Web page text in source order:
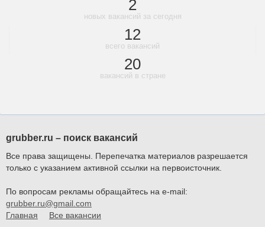
2
новых вакансий за сегодня
12
всего вакансий
20
вакансий в стране
grubber.ru – поиск вакансий
Все права защищены. Перепечатка материалов разрешается
только с указанием активной ссылки на первоисточник.
По вопросам рекламы обращайтесь на e-mail:
grubber.ru@gmail.com
Главная
Все вакансии